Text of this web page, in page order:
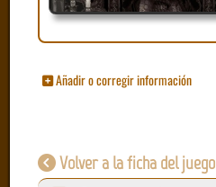
Añadir o corregir información
Volver a la ficha del juego